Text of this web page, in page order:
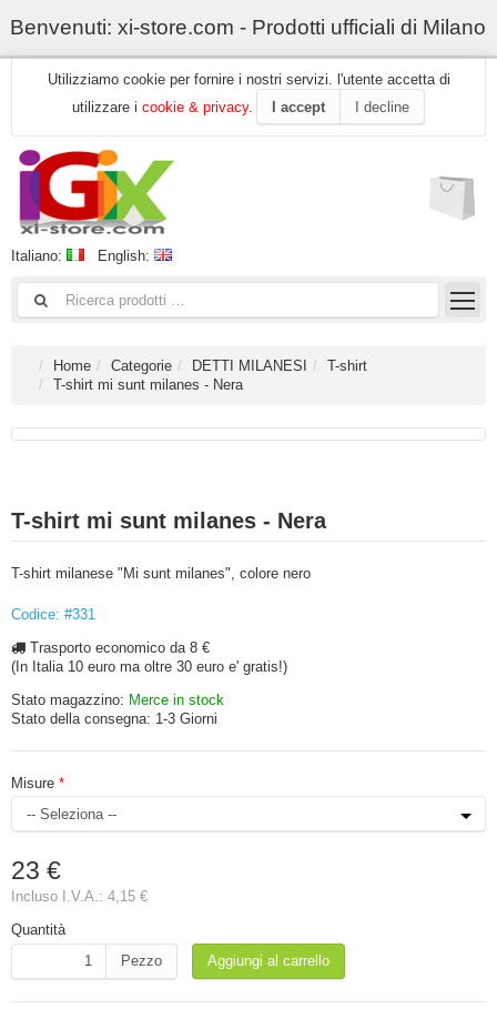
Benvenuti: xi-store.com - Prodotti ufficiali di Milano
Utilizziamo cookie per fornire i nostri servizi. l'utente accetta di
utilizzare i cookie & privacy. I accept I decline
Italiano: English:
Home Categorie DETTI MILANESI
T-shirt
T-shirt mi sunt milanes - Nera
T-shirt mi sunt milanes - Nera
T-shirt milanese "Mi sunt milanes", colore nero
Codice: #331
Trasporto economico da 8 €
(In Italia 10 euro ma oltre 30 euro e' gratis!)
Stato magazzino: Merce in stock
Stato della consegna: 1-3 Giorni
Misure
23 €
Incluso I.V.A.: 4,15 €
Quantità
Pezzo
Aggiungi al carrello